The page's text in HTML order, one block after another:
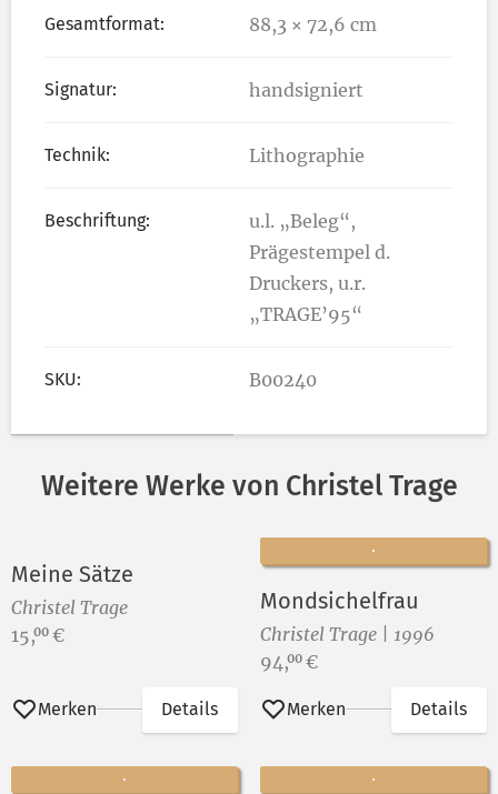
Gesamtformat: 88,3 × 72,6 cm
Signatur: handsigniert
Technik: Lithographie
Beschriftung:
u.l. „Beleg“,
Prägestempel d.
Druckers, u.r.
„TRAGE’95“
SKU: B00240
Weitere Werke von Christel Trage
Meine Sätze
Christel Trage
Preis:
15,00 €
Merken Details
Mondsichelfrau
Christel Trage | 1996
Preis:
94,00 €
Merken Details